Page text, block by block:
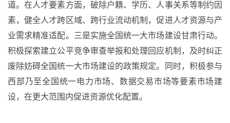
道。在人才要素方面，破除户籍、学历、人事关系等制约因
素，健全人才跨区域、跨行业流动机制，促进人才资源与产
业需求精准适配。三是实施全国统一大市场建设甘肃行动。
积极探索建立公平竞争审查举报和处理回应机制，及时纠正
废除妨碍全国统一大市场建设的政策规定。同时，积极参与
西部乃至全国统一电力市场、数据交易市场等要素市场建
设，在更大范围内促进资源优化配置。